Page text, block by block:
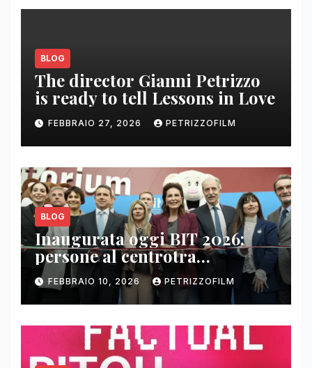
BLOG
The director Gianni Petrizzo
is ready to tell Lessons in Love
FEBBRAIO 27, 2026 PETRIZZOFILM
BLOG
Inaugurata oggi BIT 2026:
persone al centrotra
contenuti, relazioni e business
FEBBRAIO 10, 2026 PETRIZZOFILM